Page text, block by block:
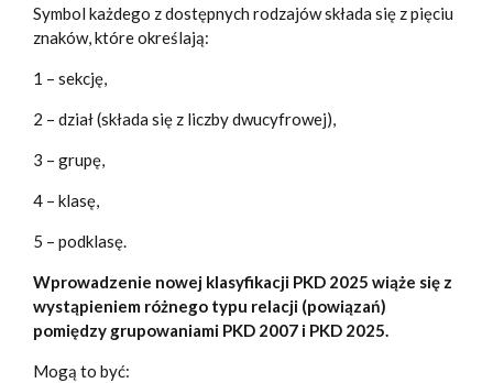
Symbol każdego z dostępnych rodzajów składa się z pięciu
znaków, które określają:
1 – sekcję,
2 – dział (składa się z liczby dwucyfrowej),
3 – grupę,
4 – klasę,
5 – podklasę.
Wprowadzenie nowej klasyfikacji PKD 2025 wiąże się z
wystąpieniem różnego typu relacji (powiązań)
pomiędzy grupowaniami PKD 2007 i PKD 2025.
Mogą to być: